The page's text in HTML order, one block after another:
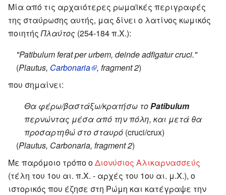
Μία από τις αρχαιότερες ρωμαϊκές περιγραφές
της σταύρωσης αυτής, μας δίνει ο λατίνος κωμικός
ποιητής Πλαύτος (254-184 π.Χ.):
"Patibulum ferat per urbem, deinde adfigatur cruci."
(Plautus, Carbonaria , fragment 2)
που σημαίνει:
Θα φέρω/βαστάξω/κρατήσω τοPatibulum
περνώντας μέσα από την πόλη, και μετά θα
προσαρτηθώ στο σταυρό (cruci/crux)
(Plautus, Carbonaria, fragment 2)
Με παρόμοιο τρόπο οΔιονύσιος Αλικαρνασσεύς
(τέλη του 1ου αι. π.Χ. - αρχές του 1ου αι. μ.Χ.), ο
ιστορικός που έζησε στη Ρώμη και κατέγραψε την